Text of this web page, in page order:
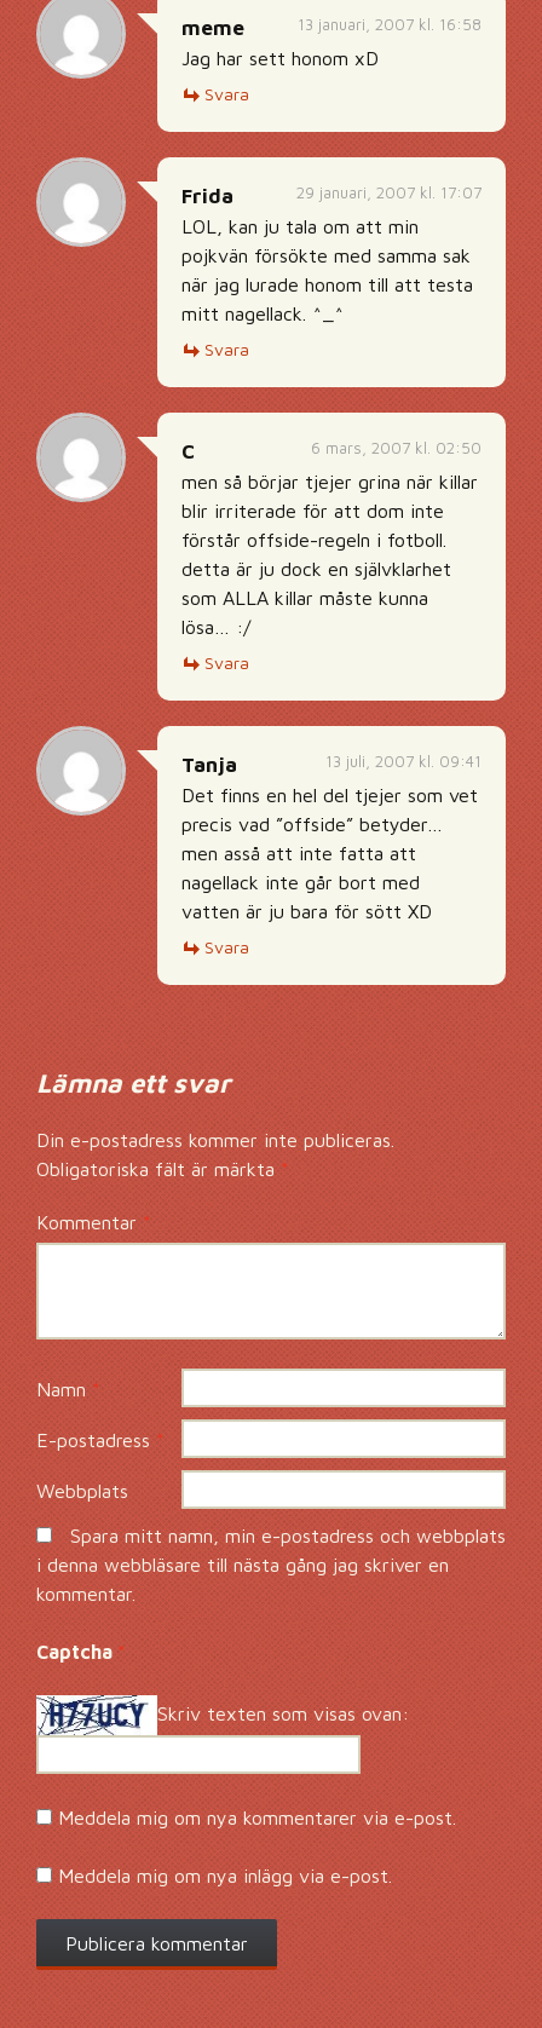
13 januari, 2007 kl. 16:58
meme
Jag har sett honom xD
Svara
29 januari, 2007 kl. 17:07
Frida
LOL, kan ju tala om att min
pojkvän försökte med samma sak
när jag lurade honom till att testa
mitt nagellack. ^_^
Svara
6 mars, 2007 kl. 02:50
C
men så börjar tjejer grina när killar
blir irriterade för att dom inte
förstår offside-regeln i fotboll.
detta är ju dock en självklarhet
som ALLA killar måste kunna
lösa… :/
Svara
13 juli, 2007 kl. 09:41
Tanja
Det finns en hel del tjejer som vet
precis vad ”offside” betyder…
men asså att inte fatta att
nagellack inte går bort med
vatten är ju bara för sött XD
Svara
Lämna ett svar
Din e-postadress kommer inte publiceras.
Obligatoriska fält är märkta *
Kommentar*
Namn*
E-postadress*
Webbplats
Spara mitt namn, min e-postadress och webbplats
i denna webbläsare till nästa gång jag skriver en
kommentar.
Captcha *
Skriv texten som visas ovan:
Meddela mig om nya kommentarer via e-post.
Meddela mig om nya inlägg via e-post.